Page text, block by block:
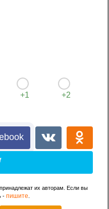
+1 +2
их авторам. Если вы
-пишите